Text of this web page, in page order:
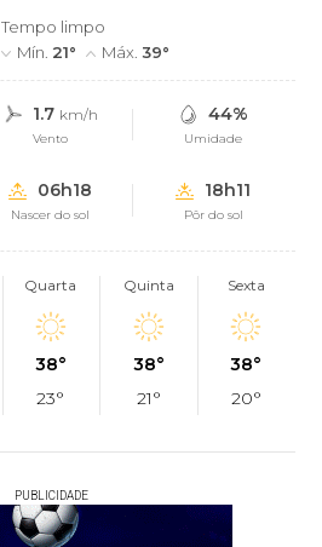
Tempo limpo
Mín. 21° Máx.39°
1.7 km/h
Vento
44%
Umidade
06h18
Nascer do sol
18h11
Pôr do sol
Quarta
38°
23°
Quinta
38°
21°
Sexta
38°
20°
PUBLICIDADE